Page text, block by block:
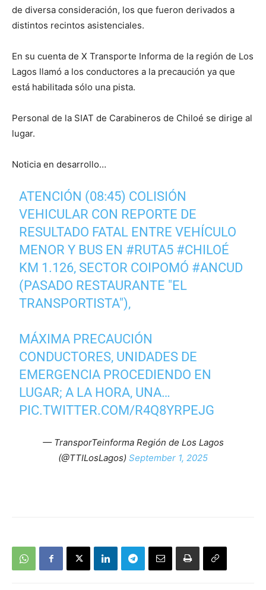
de diversa consideración, los que fueron derivados a
distintos recintos asistenciales.
En su cuenta de X Transporte Informa de la región de Los
Lagos llamó a los conductores a la precaución ya que
está habilitada sólo una pista.
Personal de la SIAT de Carabineros de Chiloé se dirige al
lugar.
Noticia en desarrollo…
ATENCIÓN (08:45) COLISIÓN
VEHICULAR CON REPORTE DE
RESULTADO FATAL ENTRE VEHÍCULO
MENOR Y BUS EN #RUTA5 #CHILOÉ
KM 1.126, SECTOR COIPOMÓ #ANCUD
(PASADO RESTAURANTE "EL
TRANSPORTISTA"),
MÁXIMA PRECAUCIÓN
CONDUCTORES, UNIDADES DE
EMERGENCIA PROCEDIENDO EN
LUGAR; A LA HORA, UNA…
PIC.TWITTER.COM/R4Q8YRPEJG
— TransporTeinforma Región de Los Lagos
(@TTILosLagos) September 1, 2025